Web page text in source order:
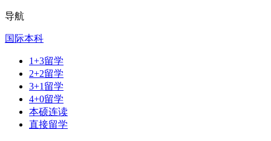
导航
国际本科
1+3留学
2+2留学
3+1留学
4+0留学
本硕连读
直接留学